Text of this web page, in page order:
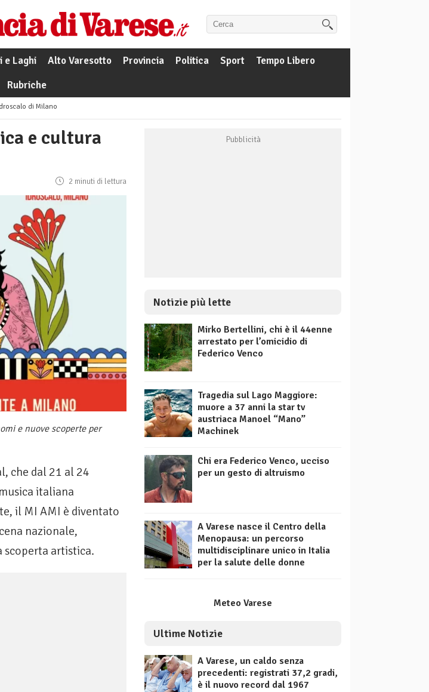
e Laghi Alto Varesotto Provincia Politica Sport
Tempo Libero
Rubriche
di Milano
e cultura
2 minuti di lettura
e nuove scoperte per
che dal 21 al 24
italiana
il MI AMI è diventato
nazionale,
artistica.
Notizie più lette
Mirko Bertellini, chi è il 44enne
arrestato per l’omicidio di
Federico Venco
Tragedia sul Lago Maggiore:
muore a 37 anni la star tv
austriaca Manoel “Mano”
Machinek
Chi era Federico Venco, ucciso
per un gesto di altruismo
A Varese nasce il Centro della
Menopausa: un percorso
multidisciplinare unico in Italia
per la salute delle donne
Meteo Varese
Ultime Notizie
A Varese, un caldo senza
precedenti: registrati 37,2 gradi,
è il nuovo record dal 1967